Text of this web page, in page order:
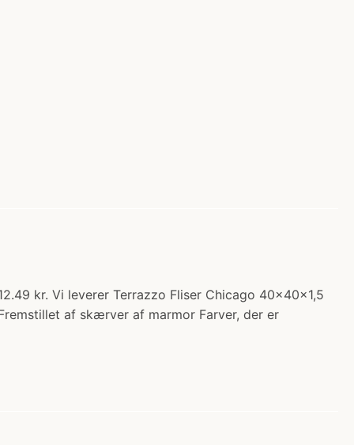
kr. Vi leverer Terrazzo Fliser Chicago 40x40x1,5
af skærver af marmor Farver, der er